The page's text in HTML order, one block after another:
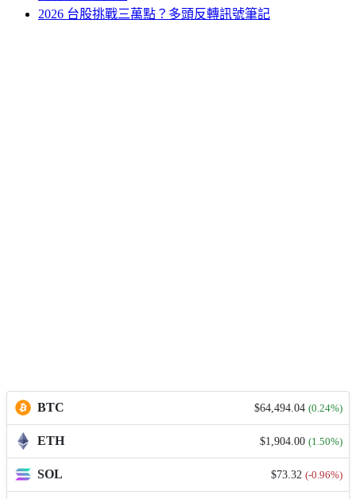
2026 台股挑戰三萬點？多頭反轉訊號筆記
BTC $64,494.04 (0.24%)
ETH $1,904.00 (1.50%)
SOL $73.32 (-0.96%)